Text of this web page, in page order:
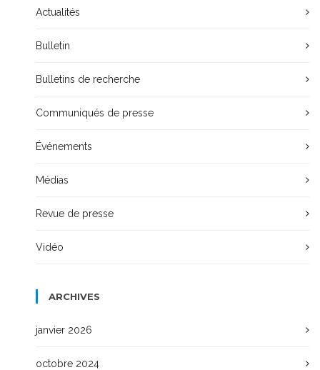
Actualités
Bulletin
Bulletins de recherche
Communiqués de presse
Événements
Médias
Revue de presse
Vidéo
ARCHIVES
janvier 2026
octobre 2024